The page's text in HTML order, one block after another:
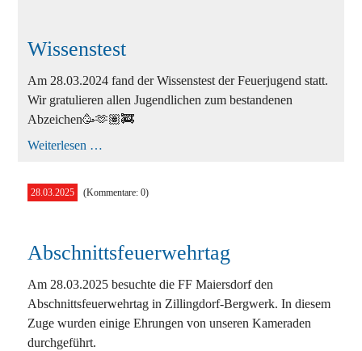
Bewerbe
Einsätze
Jugend
Veranstaltungen
Wissenstest
Am 28.03.2024 fand der Wissenstest der Feuerjugend statt.
Wir gratulieren allen Jugendlichen zum bestandenen
Abzeichen🥳🫶🏽🚒
Weiterlesen …
28.03.2025 (Kommentare: 0)
Abschnittsfeuerwehrtag
Am 28.03.2025 besuchte die FF Maiersdorf den
Abschnittsfeuerwehrtag in Zillingdorf-Bergwerk. In diesem
Zuge wurden einige Ehrungen von unseren Kameraden
durchgeführt.